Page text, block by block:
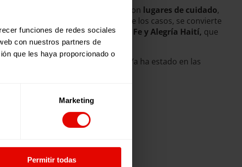
funciones de redes sociales
con nuestros partners de
que les haya proporcionado o
Marketing
Permitir todas
como socio principal, son lugares de cuidado,
y donde, en la mayoría de los casos, se convierte
conforman la gran familia de Fe y Alegría Haití, que
la importancia de la educación. Ya ha estado en las